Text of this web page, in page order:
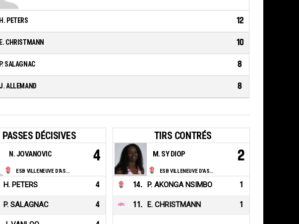
H. PETERS 12
E. CHRISTMANN 10
P. SALAGNAC 8
J. ALLEMAND 8
PASSES DÉCISIVES
ESB VILLENEUVE D'ASCQ LILLE METROPOLE
N. JOVANOVIC 4
H. PETERS 4
P. SALAGNAC 4
TIRS CONTRÉS
ESB VILLENEUVE D'ASCQ LILLE METROPOLE
M. SY DIOP 2
14. P. AKONGA NSIMBO 1
11 . E. CHRISTMANN 1